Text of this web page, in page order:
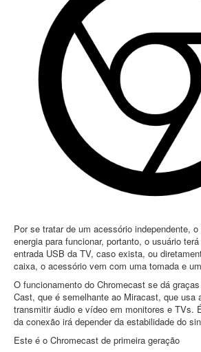
Por se tratar de um acessório independente,
energia para funcionar, portanto, o usuário
entrada USB da TV, caso exista, ou
caixa, o acessório vem com uma tomada e
O funcionamento do Chromecast se dá
Cast, que é semelhante ao Miracast, que usa
transmitir áudio e vídeo em monitores e TVs.
da conexão irá depender da estabilidade do
Este é o Chromecast de primeira geração